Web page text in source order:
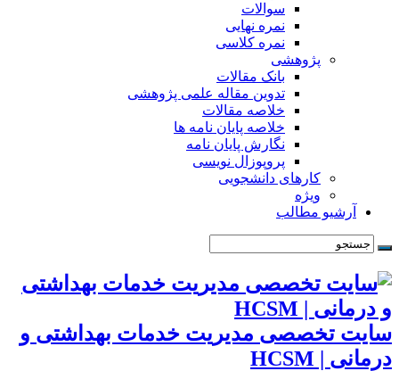
سوالات
نمره نهایی
نمره کلاسی
پژوهشی
بانک مقالات
تدوین مقاله علمی پژوهشی
خلاصه مقالات
خلاصه پایان نامه ها
نگارش پایان نامه
پروپوزال نویسی
کارهای دانشجویی
ویژه
آرشیو مطالب
سایت تخصصی مدیریت خدمات بهداشتی و
درمانی | HCSM